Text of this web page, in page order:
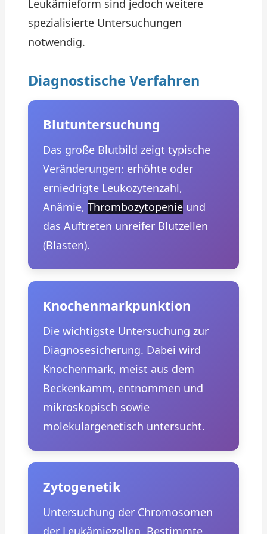
Leukämieform sind jedoch weitere
spezialisierte Untersuchungen
notwendig.
Diagnostische Verfahren
Blutuntersuchung
Das große Blutbild zeigt typische
Veränderungen: erhöhte oder
erniedrigte Leukozytenzahl,
Anämie, Thrombozytopenie und
das Auftreten unreifer Blutzellen
(Blasten).
Knochenmarkpunktion
Die wichtigste Untersuchung zur
Diagnosesicherung. Dabei wird
Knochenmark, meist aus dem
Beckenkamm, entnommen und
mikroskopisch sowie
molekulargenetisch untersucht.
Zytogenetik
Untersuchung der Chromosomen
der Leukämiezellen. Bestimmte